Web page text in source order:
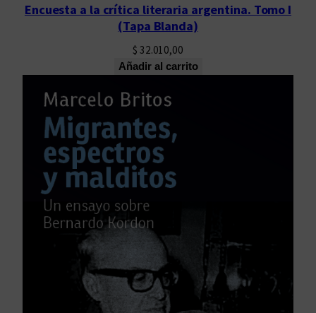
Encuesta a la crítica literaria argentina. Tomo I
(Tapa Blanda)
$ 32.010,00
Añadir al carrito